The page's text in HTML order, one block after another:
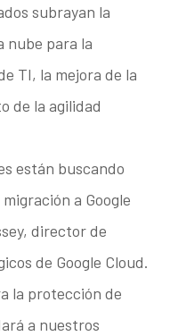
subrayan la
nube para la
TI, la mejora de la
de la agilidad
están buscando
a Google
director de
de Google Cloud.
la protección de
a nuestros